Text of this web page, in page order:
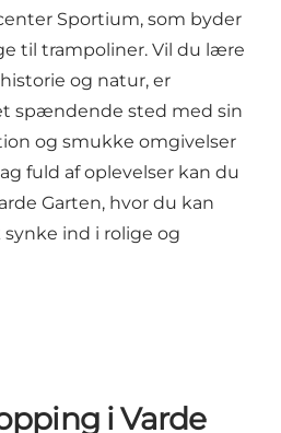
Sportium, som byder
til trampoliner. Vil du lære
og natur, er
spændende sted med sin
og smukke omgivelser
fuld af oplevelser kan du
Garten, hvor du kan
ind i rolige og
i Varde